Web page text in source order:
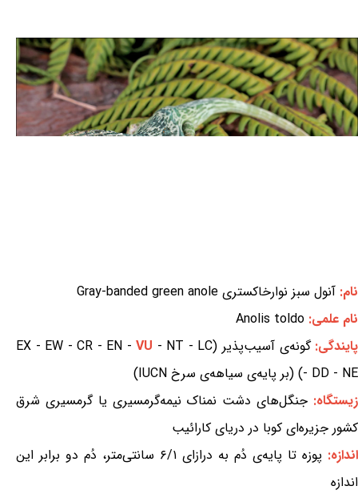
نام: آنول سبز نوارخاکستری Gray-banded green anole
نام علمی: Anolis toldo
پایندگی:گونه‌ی آسیب‌پذیر (EX - EW - CR - EN - VU - NT - LC
- DD - NE) (بر پایه‌ی سیاهه‌ی سرخ IUCN)
زیستگاه: جنگل‌های دشت نمناک نیمه‌گرمسیری یا گرمسیری شرق
کشور جزیره‌ای کوبا در دریای کارائیب
اندازه:
پوزه تا پایه‌ی دُم به درازای ۶/۱ سانتی‌متر، دُم دو برابر این
اندازه